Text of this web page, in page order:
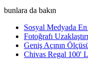
bunlara da bakın
Sosyal Medyada
Fotoğrafı
Geniş Açının
Chivas Regal 100'